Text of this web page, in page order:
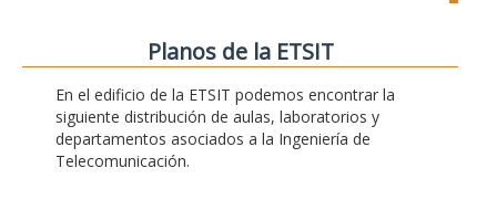
Planos de la ETSIT
En el edificio de la ETSIT podemos encontrar la
siguiente distribución de aulas, laboratorios y
departamentos asociados a la Ingeniería de
Telecomunicación.